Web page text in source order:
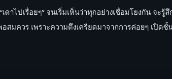
าไปเรื่อยๆ” จนเริ่มเห็นว่าทุกอย่างเชื่อมโยงกัน จะ
อสมควร เพราะความตึงเครียดมาจากการค่อยๆ เปิ